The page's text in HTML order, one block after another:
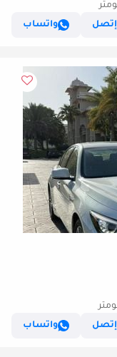
إتصل
واتساب
إتصل
واتساب